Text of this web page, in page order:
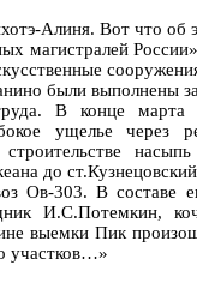
Алиня. Вот что об
магистралей
были выполнены
В конце марта
ущелье через
насыпь
до
Ов-303. В составе
И.С.Потемкин,
выемки Пик
участков…»